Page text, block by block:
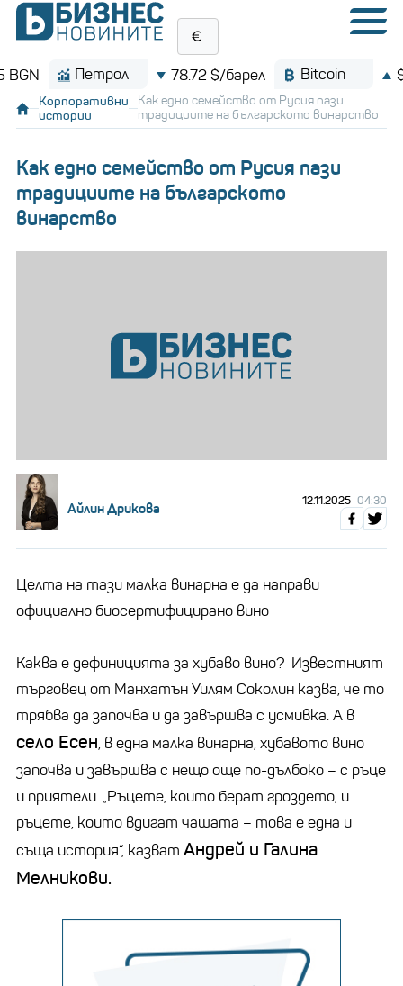
78.72 $/барел Bitcoin $64,991.3
Корпоративни
истории
Как едно семейство от Русия пази
традициите на българското винарство
Как едно семейство от Русия пази
традициите на българското
винарство
Айлин Дрикова 12.11.2025 04:30
Целта на тази малка винарна е да направи
официално биосертифицирано вино
Каква е дефиницията за хубаво вино? Известният
търговец от Манхатън Уилям Соколин казва, че то
трябва да започва и да завършва с усмивка. А в
село Есен, в една малка винарна, хубавото вино
започва и завършва с нещо още по-дълбоко – с ръце
и приятели. „Ръцете, които берат гроздето, и
ръцете, които вдигат чашата – това е една и
съща история“, казват Андрей и Галина
Мелникови.